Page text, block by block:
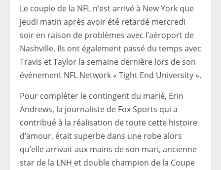
Le couple de la NFL n’est arrivé à New York que
jeudi matin après avoir été retardé mercredi
soir en raison de problèmes avec l’aéroport de
Nashville. Ils ont également passé du temps avec
Travis et Taylor la semaine dernière lors de son
événement NFL Network « Tight End University ».
Pour compléter le contingent du marié, Erin
Andrews, la journaliste de Fox Sports qui a
contribué à la réalisation de toute cette histoire
d’amour, était superbe dans une robe alors
qu’elle arrivait aux mains de son mari, ancienne
star de la LNH et double champion de la Coupe